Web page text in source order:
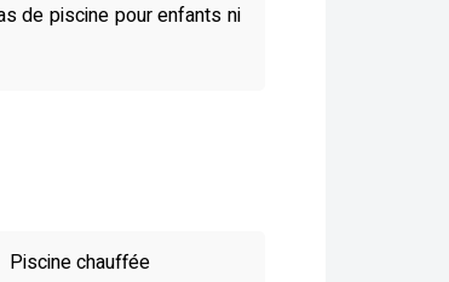
de piscine pour enfants ni
Piscine chauffée